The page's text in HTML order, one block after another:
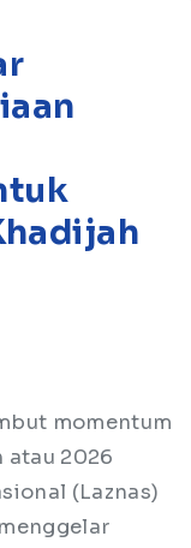
momentum
atau 2026
(Laznas)